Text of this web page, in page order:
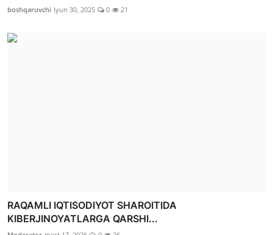
boshqaruvchi Iyun 30, 2025 0 21
RAQAMLI IQTISODIYOT SHAROITIDA
KIBERJINOYATLARGA QARSHI...